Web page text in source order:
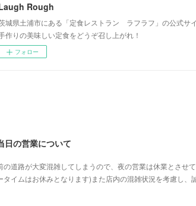
Rough
城県土浦市にある「定食レストラン ラフラフ」の公式サ
作りの美味しい定食をどうぞ召し上がれ！
フォロー
日の営業について
の道路が大変混雑してしまうので、夜の営業は休業とさせ
タイムはお休みとなります)また店内の混雑状況を考慮し、